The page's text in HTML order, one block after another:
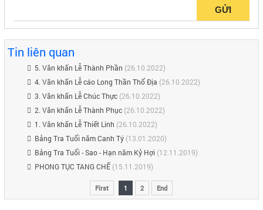
Tin liên quan
5. Văn khấn Lễ Thành Phần (26.10.2022)
4. Văn khấn Lễ cáo Long Thần Thổ Địa (26.10.2022)
3. Văn khấn Lễ Chúc Thực(26.10.2022)
2. Văn khấn Lễ Thành Phục(26.10.2022)
1. Văn khấn Lễ Thiết Linh (26.10.2022)
Bảng Tra Tuổi năm Canh Tý(13.01.2020)
Bảng Tra Tuổi - Sao - Hạn năm Kỷ Hợi (12.11.2019)
PHONG TỤC TANG CHẾ (15.11.2019)
First 1 2 End